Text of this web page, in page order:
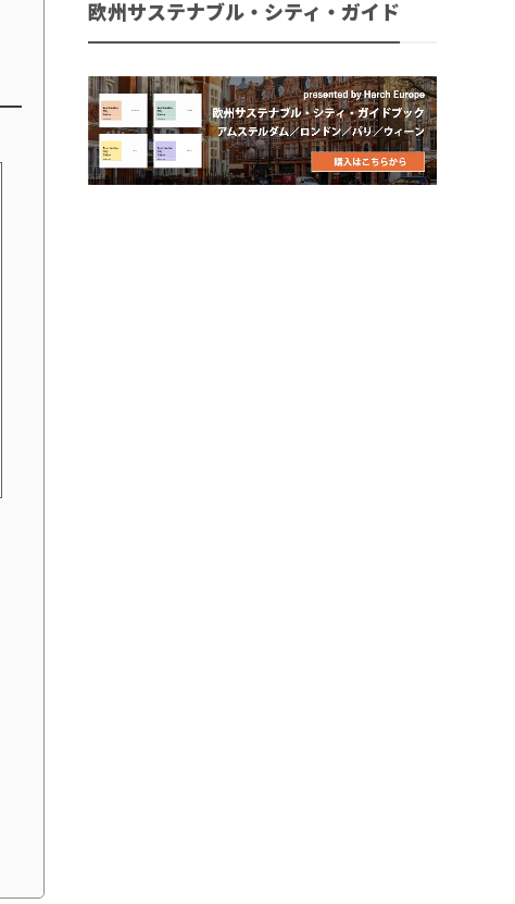
欧州サステナブル・シティ・ガイド